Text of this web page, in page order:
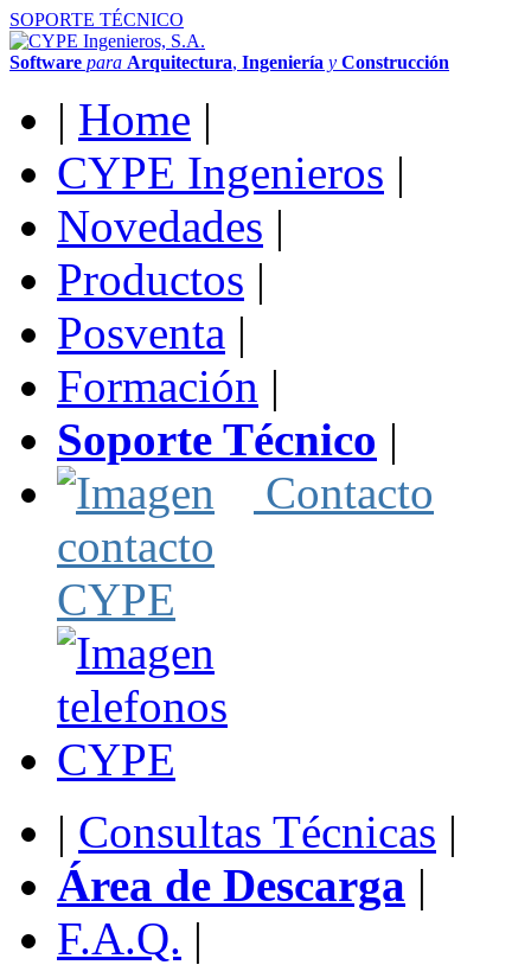
SOPORTE TÉCNICO
Software para Arquitectura, Ingeniería y Construcción
| Home |
CYPE Ingenieros |
Novedades |
Productos |
Posventa |
Formación |
Soporte Técnico |
Contacto
| Consultas Técnicas |
Área de Descarga |
F.A.Q. |